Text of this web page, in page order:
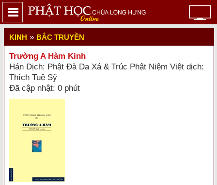
KINH » BẮC TRUYỀN
Trường A Hàm Kinh
Hán Dịch: Phật Ðà Da Xá & Trúc Phật Niệm Việt dịch:
Thích Tuệ Sỹ
Đã cập nhật: 0 phút